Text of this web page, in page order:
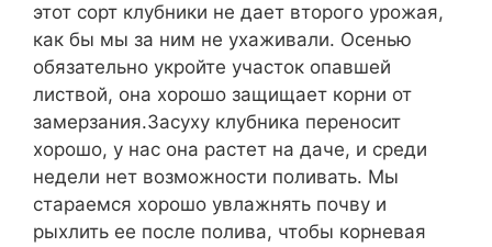
этот сорт клубники не дает второго урожая,
как бы мы за ним не ухаживали. Осенью
обязательно укройте участок опавшей
листвой, она хорошо защищает корни от
замерзания.Засуху клубника переносит
хорошо, у нас она растет на даче, и среди
недели нет возможности поливать. Мы
стараемся хорошо увлажнять почву и
рыхлить ее после полива, чтобы корневая